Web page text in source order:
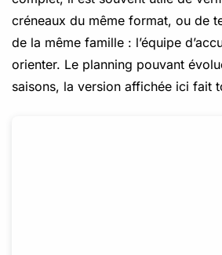
créneaux du même format, ou de
de la même famille : l’équipe
orienter. Le planning pouvant
saisons, la version affichée ici fait